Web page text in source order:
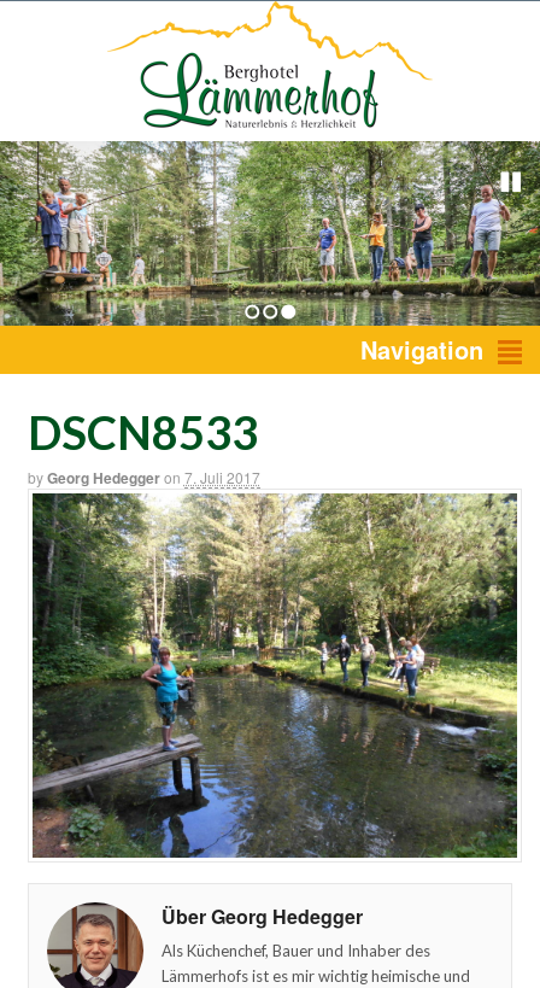
1 2 3 Navigation
DSCN8533
byGeorg Hedeggeron 7. Juli 2017
Über Georg Hedegger
Als Küchenchef, Bauer und Inhaber des
Lämmerhofs ist es mir wichtig heimische und